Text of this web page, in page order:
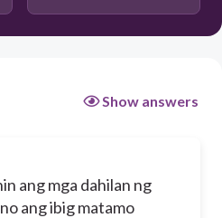
Show answers
ang mga dahilan ng
ang ibig matamo